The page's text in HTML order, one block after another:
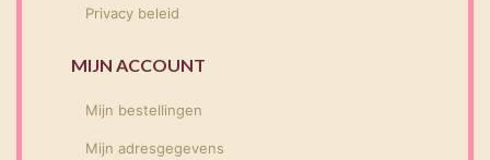
Privacy beleid
MIJN ACCOUNT
Mijn bestellingen
Mijn adresgegevens